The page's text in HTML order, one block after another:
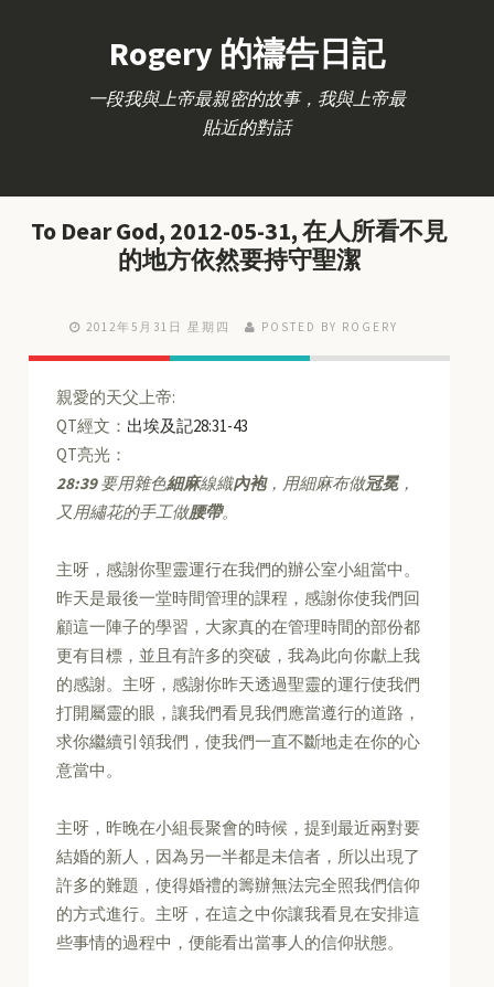
Rogery 的禱告日記
一段我與上帝最親密的故事，我與上帝最
貼近的對話
To Dear God, 2012-05-31, 在人所看不見
的地方依然要持守聖潔
2012年5月31日 星期四 POSTED BY ROGERY
親愛的天父上帝:
QT經文： 出埃及記28:31-43
QT亮光：
28:39要用雜色細麻線織內袍，用細麻布做冠冕，
又用繡花的手工做腰帶。
主呀，感謝你聖靈運行在我們的辦公室小組當中。
昨天是最後一堂時間管理的課程，感謝你使我們回
顧這一陣子的學習，大家真的在管理時間的部份都
更有目標，並且有許多的突破，我為此向你獻上我
的感謝。主呀，感謝你昨天透過聖靈的運行使我們
打開屬靈的眼，讓我們看見我們應當遵行的道路，
求你繼續引領我們，使我們一直不斷地走在你的心
意當中。
主呀，昨晚在小組長聚會的時候，提到最近兩對要
結婚的新人，因為另一半都是未信者，所以出現了
許多的難題，使得婚禮的籌辦無法完全照我們信仰
的方式進行。主呀，在這之中你讓我看見在安排這
些事情的過程中，便能看出當事人的信仰狀態。